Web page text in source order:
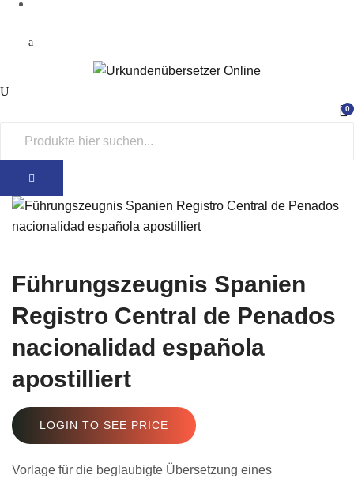
0
Führungszeugnis Spanien
Registro Central de Penados
nacionalidad española
apostilliert
LOGIN TO SEE PRICE
Vorlage für die beglaubigte Übersetzung eines